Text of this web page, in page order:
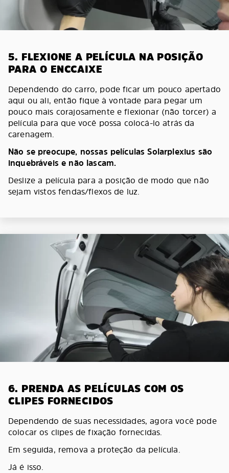
5. FLEXIONE A PELÍCULA NA POSIÇÃO
PARA O ENCCAIXE
Dependendo do carro, pode ficar um pouco apertado
aqui ou ali, então fique à vontade para pegar um
pouco mais corajosamente e flexionar (não torcer) a
película para que você possa colocá-lo atrás da
carenagem.
Não se preocupe, nossas películas Solarplexius são
inquebráveis e não lascam.
Deslize a película para a posição de modo que não
sejam vistos fendas/flexos de luz.
6. PRENDA AS PELÍCULAS COM OS
CLIPES FORNECIDOS
Dependendo de suas necessidades, agora você pode
colocar os clipes de fixação fornecidas.
Em seguida, remova a proteção da película.
Já é isso.